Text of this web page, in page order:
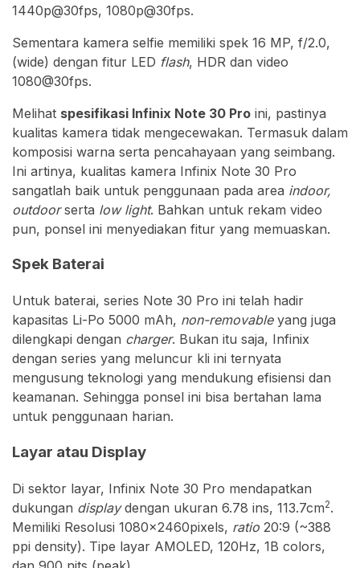
1440p@30fps, 1080p@30fps.
Sementara kamera selfie memiliki spek 16 MP, f/2.0,
(wide) dengan fitur LED flash, HDR dan video
1080@30fps.
Melihat spesifikasi Infinix Note 30 Pro ini, pastinya
kualitas kamera tidak mengecewakan. Termasuk dalam
komposisi warna serta pencahayaan yang seimbang.
Ini artinya, kualitas kamera Infinix Note 30 Pro
sangatlah baik untuk penggunaan pada area indoor,
outdoorserta low light. Bahkan untuk rekam video
pun, ponsel ini menyediakan fitur yang memuaskan.
Spek Baterai
Untuk baterai, series Note 30 Pro ini telah hadir
kapasitas Li-Po 5000 mAh, non-removableyang juga
dilengkapi dengan charger. Bukan itu saja, Infinix
dengan series yang meluncur kli ini ternyata
mengusung teknologi yang mendukung efisiensi dan
keamanan. Sehingga ponsel ini bisa bertahan lama
untuk penggunaan harian.
Layar atau Display
Di sektor layar, Infinix Note 30 Pro mendapatkan
dukungan displaydengan ukuran 6.78 ins, 113.7cm2.
Memiliki Resolusi 1080x2460pixels, ratio 20:9 (~388
ppi density). Tipe layar AMOLED, 120Hz, 1B colors,